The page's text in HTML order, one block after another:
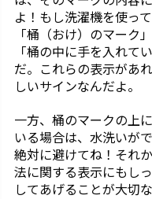
よ！もし洗濯機を使っ
「桶（おけ）のマーク
「桶の中に手を入れて
だ。これらの表示があ
しいサインなんだよ。
一方、桶のマークの上
いる場合は、水洗いが
絶対に避けてね！それ
法に関する表示にもし
してあげることが大切な